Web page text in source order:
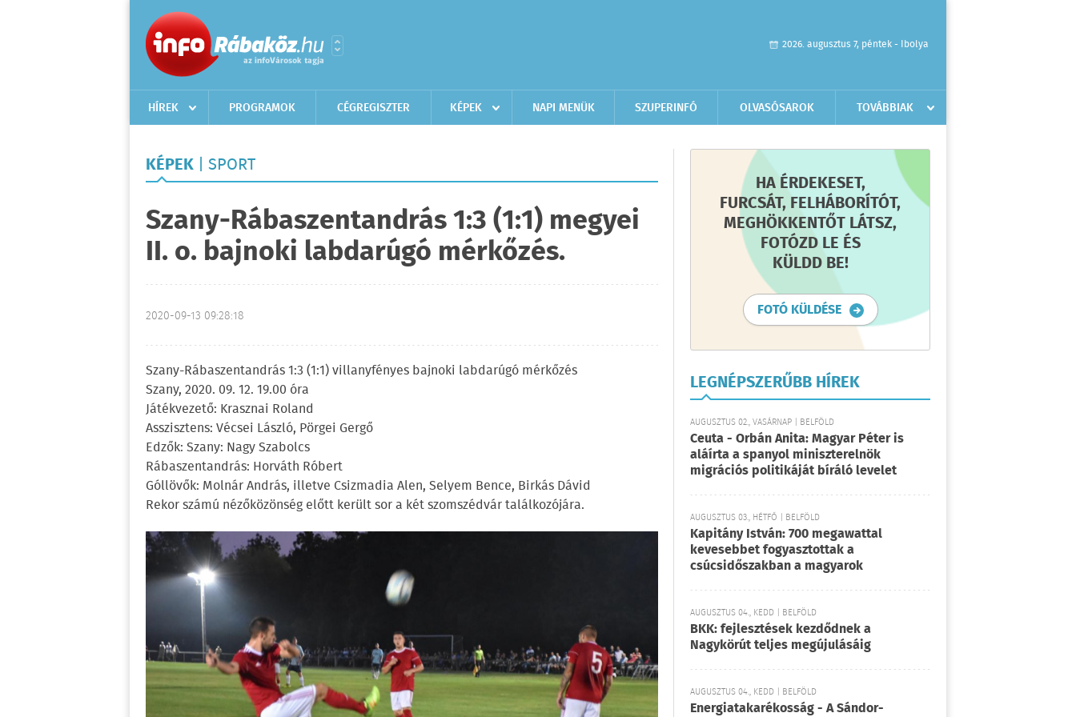
2026. augusztus 7, péntek - Ibolya
HÍREK PROGRAMOK CÉGREGISZTER KÉPEK NAPI MENÜK SZUPERINFÓ OLVASÓSAROK TOVÁBBIAK
KÉPEK | SPORT
Szany-Rábaszentandrás 1:3 (1:1) megyei
II. o. bajnoki labdarúgó mérkőzés.
2020-09-13 09:28:18
Szany-Rábaszentandrás 1:3 (1:1) villanyfényes bajnoki labdarúgó mérkőzés
Szany, 2020. 09. 12. 19.00 óra
Játékvezető: Krasznai Roland
Asszisztens: Vécsei László, Pörgei Gergő
Edzők: Szany: Nagy Szabolcs
Rábaszentandrás: Horváth Róbert
Góllövők: Molnár András, illetve Csizmadia Alen, Selyem Bence, Birkás Dávid
Rekor számú nézőközönség előtt került sor a két szomszédvár találkozójára.
HA ÉRDEKESET,
FURCSÁT, FELHÁBORÍTÓT,
MEGHÖKKENTŐT LÁTSZ,
FOTÓZD LE ÉS
KÜLDD BE!
FOTÓ KÜLDÉSE
LEGNÉPSZERŰBB HÍREK
AUGUSZTUS 02., VASÁRNAP | BELFÖLD
Ceuta - Orbán Anita: Magyar Péter is
aláírta a spanyol miniszterelnök
migrációs politikáját bíráló levelet
AUGUSZTUS 03., HÉTFŐ | BELFÖLD
Kapitány István: 700 megawattal
kevesebbet fogyasztottak a
csúcsidőszakban a magyarok
AUGUSZTUS 04., KEDD | BELFÖLD
BKK: fejlesztések kezdődnek a
Nagykörút teljes megújulásáig
AUGUSZTUS 04., KEDD | BELFÖLD
Energiatakarékosság - A Sándor-